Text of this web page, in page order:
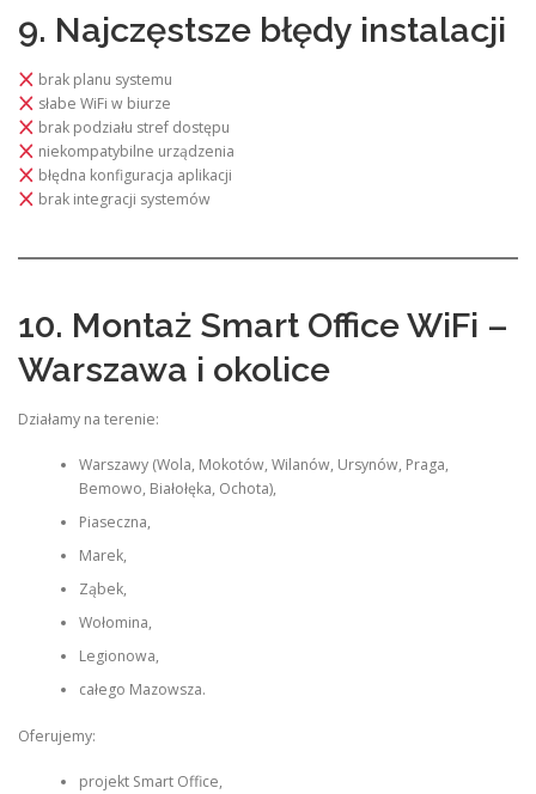
9. Najczęstsze błędy instalacji
brak planu systemu
słabe WiFi w biurze
brak podziału stref dostępu
niekompatybilne urządzenia
błędna konfiguracja aplikacji
brak integracji systemów
10. Montaż Smart Office WiFi –
Warszawa i okolice
Działamy na terenie:
Warszawy (Wola, Mokotów, Wilanów, Ursynów, Praga,
Bemowo, Białołęka, Ochota),
Piaseczna,
Marek,
Ząbek,
Wołomina,
Legionowa,
całego Mazowsza.
Oferujemy:
projekt Smart Office,